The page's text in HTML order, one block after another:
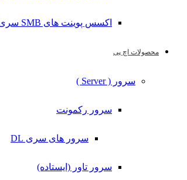
اکسس پوینت های SMB سری 500
محصولات اچ پی
سرور ( Server )
سرور رکمونت
سرور های سری DL
سرور تاور (ایستاده)